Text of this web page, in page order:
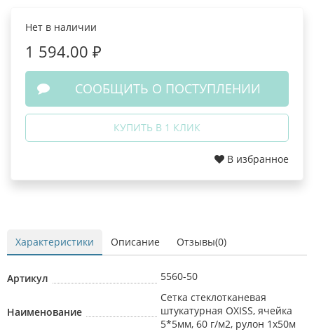
Нет в наличии
1 594.00 ₽
СООБЩИТЬ О ПОСТУПЛЕНИИ
КУПИТЬ В 1 КЛИК
В избранное
Характеристики Описание Отзывы(0)
Артикул 5560-50
Наименование
Сетка стеклотканевая
штукатурная OXISS, ячейка
5*5мм, 60 г/м2, рулон 1х50м